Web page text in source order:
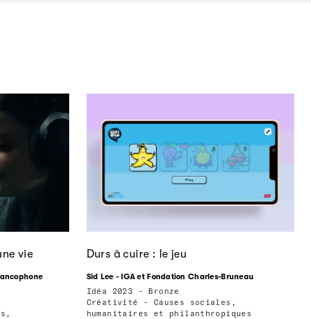
vie Durs à cuire : le jeu
Sid Lee - IGA et Fondation Charles-Bruneau
Idéa 2023 - Bronze
Créativité - Causes sociales,
humanitaires et philanthropiques